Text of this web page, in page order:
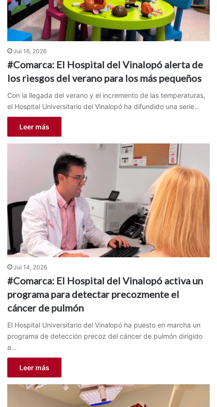
Jul 16, 2026
#Comarca: El Hospital del Vinalopó alerta de
los riesgos del verano para los más pequeños
Con la llegada del verano y el incremento de las temperaturas,
el Hospital Universitario del Vinalopó ha difundido una serie…
Leer más
Jul 14, 2026
#Comarca: El Hospital del Vinalopó activa un
programa para detectar precozmente el
cáncer de pulmón
El Hospital Universitario del Vinalopó ha puesto en marcha un
programa de detección precoz del cáncer de pulmón dirigido
a…
Leer más